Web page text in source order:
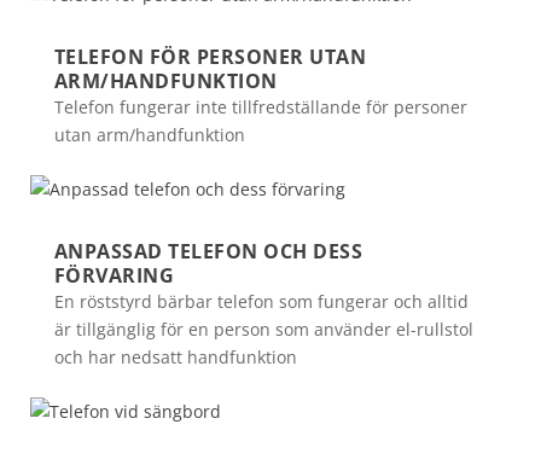
TELEFON FÖR PERSONER UTAN
ARM/HANDFUNKTION
Telefon fungerar inte tillfredställande för personer
utan arm/handfunktion
ANPASSAD TELEFON OCH DESS
FÖRVARING
En röststyrd bärbar telefon som fungerar och alltid
är tillgänglig för en person som använder el-rullstol
och har nedsatt handfunktion